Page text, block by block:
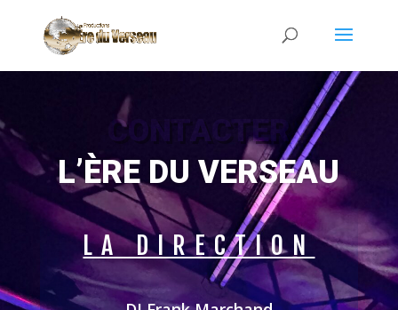
CONTACTER
L’ÈRE DU VERSEAU
LA DIRECTION